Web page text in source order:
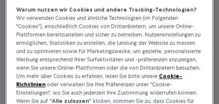
Warum nutzen wir Cookies und andere Tracking-Technologien?
Wir verwenden Cookies und ähnliche Technologien (im Folgenden
"Cookies"), einschließlich Cookies von Drittanbietern, um unsere Online-
Plattformen bereitzustellen und sicher zu betreiben, Nutzereinstellungen zu
ermöglichen, Statistiken zu erstellen, die Leistung der Website zu messen
und zu optimieren sowie für Marketingzwecke, um gezielte, personalisierte
Werbung entsprechend Ihrer Surfaktivitäten und -präferenzen anzuzeigen,
wenn Sie unsere Online-Plattformen oder die von Drittanbietern besuchen.
Um mehr über Cookies zu erfahren, lesen Sie bitte unsere Cookie-
Richtlinien oder verwalten Sie Ihre Präferenzen unter "Cookie-
Einstellungen", wo Sie auch jederzeit Ihre Zustimmung widerrufen können.
Wenn Sie auf “Alle zulassen“ klicken, stimmen Sie zu, dass Cookies für